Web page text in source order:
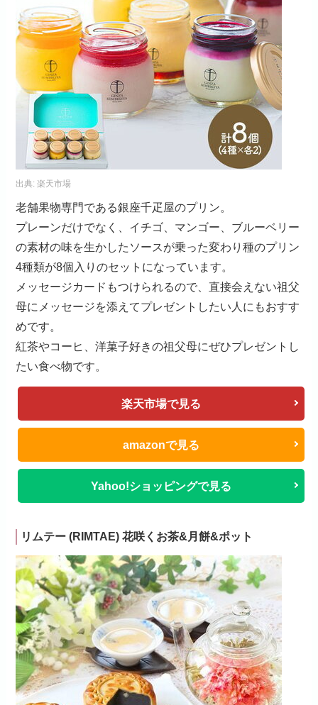
出典:楽天市場
老舗果物専門である銀座千疋屋のプリン。
プレーンだけでなく、イチゴ、マンゴー、ブルーベリー
の素材の味を生かしたソースが乗った変わり種のプリン
4種類が8個入りのセットになっています。
メッセージカードもつけられるので、直接会えない祖父
母にメッセージを添えてプレゼントしたい人にもおすす
めです。
紅茶やコーヒ、洋菓子好きの祖父母にぜひプレゼントし
たい食べ物です。
楽天市場で見る
amazonで見る
Yahoo!ショッピングで見る
リムテー (RIMTAE) 花咲くお茶&月餅&ポット